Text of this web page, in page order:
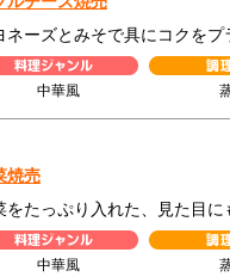
ネーズとみそで具にコクをプ
中華風
焼売
をたっぷり入れた、見た目に
中華風